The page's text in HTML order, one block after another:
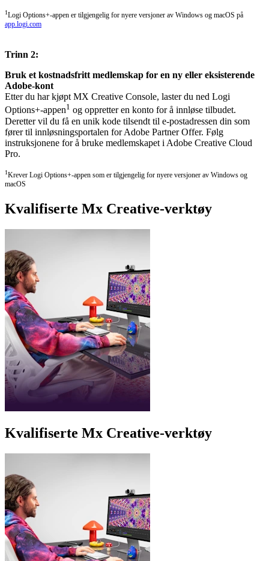
1Logi Options+-appen er tilgjengelig for nyere versjoner av Windows og macOS på
app.logi.com
Trinn 2:
Bruk et kostnadsfritt medlemskap for en ny eller eksisterende
Adobe-kont
Etter du har kjøpt MX Creative Console, laster du ned Logi
Options+-appen1 og oppretter en konto for å innløse tilbudet.
Deretter vil du få en unik kode tilsendt til e-postadressen din som
fører til innløsningsportalen for Adobe Partner Offer. Følg
instruksjonene for å bruke medlemskapet i Adobe Creative Cloud
Pro.
1Krever Logi Options+-appen som er tilgjengelig for nyere versjoner av Windows og
macOS
Kvalifiserte Mx Creative-verktøy
Kvalifiserte Mx Creative-verktøy